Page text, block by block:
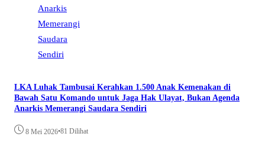
LKA Luhak Tambusai Kerahkan 1.500 Anak Kemenakan di
Bawah Satu Komando untuk Jaga Hak Ulayat, Bukan Agenda
Anarkis Memerangi Saudara Sendiri
8 Mei 2026•81 Dilihat